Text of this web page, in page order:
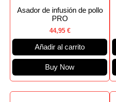
Asador de infusión de pollo
PRO
44,95 €
Añadir al carrito
Buy Now